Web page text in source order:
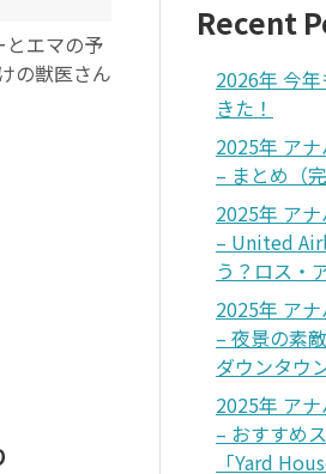
とエマの予
の獣医さん
飼育環境
Recent
2026年 今
きた！
2025年 ア
– まとめ（完
2025年 ア
– United
う？ロス・
2025年 ア
– 夜景の素
ダウンタウ
2025年 ア
– おすすめ
「Yard